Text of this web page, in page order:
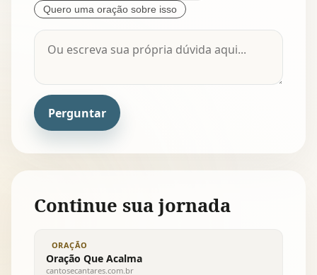
Quero uma oração sobre isso
Perguntar
Continue sua jornada
ORAÇÃO
Oração Que Acalma
cantosecantares.com.br